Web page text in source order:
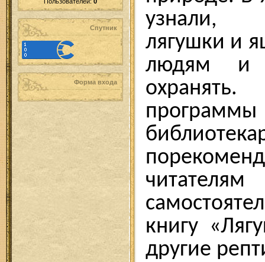
Спутник
Форма входа
узнали,
лягушки и
людям и
книгу
другие